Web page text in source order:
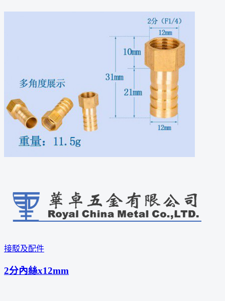
接駁及配件
2分內絲x12mm